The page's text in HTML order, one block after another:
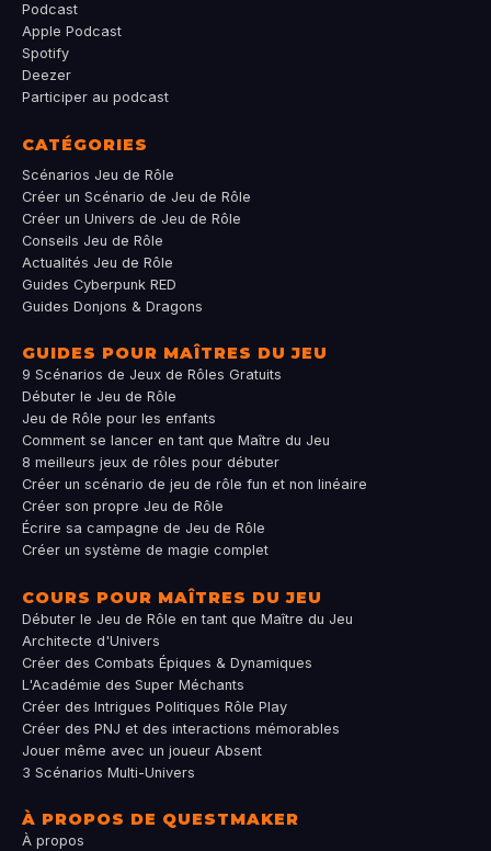
Podcast
Apple Podcast
Spotify
Deezer
Participer au podcast
CATÉGORIES
Scénarios Jeu de Rôle
Créer un Scénario de Jeu de Rôle
Créer un Univers de Jeu de Rôle
Conseils Jeu de Rôle
Actualités Jeu de Rôle
Guides Cyberpunk RED
Guides Donjons & Dragons
GUIDES POUR MAÎTRES DU JEU
9 Scénarios de Jeux de Rôles Gratuits
Débuter le Jeu de Rôle
Jeu de Rôle pour les enfants
Comment se lancer en tant que Maître du Jeu
8 meilleurs jeux de rôles pour débuter
Créer un scénario de jeu de rôle fun et non linéaire
Créer son propre Jeu de Rôle
Écrire sa campagne de Jeu de Rôle
Créer un système de magie complet
COURS POUR MAÎTRES DU JEU
Débuter le Jeu de Rôle en tant que Maître du Jeu
Architecte d'Univers
Créer des Combats Épiques & Dynamiques
L'Académie des Super Méchants
Créer des Intrigues Politiques Rôle Play
Créer des PNJ et des interactions mémorables
Jouer même avec un joueur Absent
3 Scénarios Multi-Univers
À PROPOS DE QUESTMAKER
À propos